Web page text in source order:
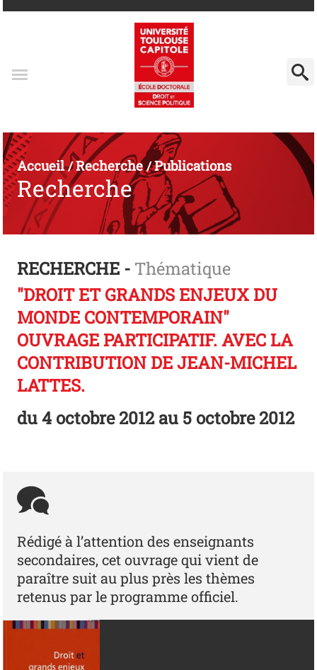
Accueil/Recherche/Publications
Recherche
RECHERCHE - Thématique
"DROIT ET GRANDS ENJEUX DU
MONDE CONTEMPORAIN"
OUVRAGE PARTICIPATIF. AVEC LA
CONTRIBUTION DE JEAN-MICHEL
LATTES.
du4 octobre 2012 au 5 octobre 2012
Rédigé à l’attention des enseignants
secondaires, cet ouvrage qui vient de
paraître suit au plus près les thèmes
retenus par le programme officiel.